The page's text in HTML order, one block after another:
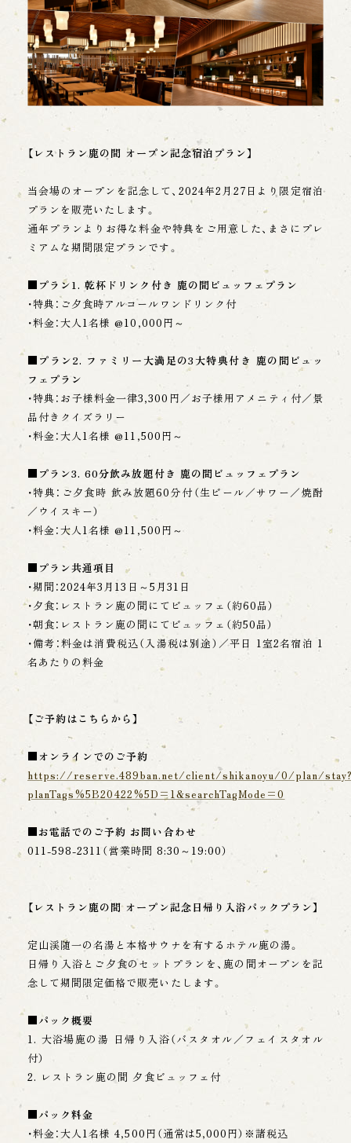
【レストラン鹿の間 オープン記念宿泊プラン】
当会場のオープンを記念して、2024年2月27日より限定宿泊
プランを販売いたします。
通年プランよりお得な料金や特典をご用意した、まさにプレ
ミアムな期間限定プランです。
■プラン1. 乾杯ドリンク付き 鹿の間ビュッフェプラン
・特典：ご夕食時アルコールワンドリンク付
・料金：大人1名様 @10,000円～
■プラン2. ファミリー大満足の3大特典付き 鹿の間ビュッ
フェプラン
・特典：お子様料金一律3,300円／お子様用アメニティ付／景
品付きクイズラリー
・料金：大人1名様 @11,500円～
■プラン3. 60分飲み放題付き 鹿の間ビュッフェプラン
・特典：ご夕食時 飲み放題60分付（生ビール／サワー／焼酎
／ウイスキー）
・料金：大人1名様 @11,500円～
■プラン共通項目
・期間：2024年3月13日～5月31日
・夕食：レストラン鹿の間にてビュッフェ（約60品）
・朝食：レストラン鹿の間にてビュッフェ（約50品）
・備考：料金は消費税込（入湯税は別途）／平日 1室2名宿泊 1
名あたりの料金
【ご予約はこちらから】
■オンラインでのご予約
https://reserve.489ban.net/client/shikanoyu/0/plan/
planTags%5B20422%5D=1&searchTagMode=0
■お電話でのご予約 お問い合わせ
011-598-2311（営業時間 8:30～19:00）
【レストラン鹿の間 オープン記念日帰り入浴パックプラン】
定山渓随一の名湯と本格サウナを有するホテル鹿の湯。
日帰り入浴とご夕食のセットプランを、鹿の間オープンを記
念して期間限定価格で販売いたします。
■パック概要
1. 大浴場鹿の湯 日帰り入浴（バスタオル／フェイスタオル
付）
2. レストラン鹿の間 夕食ビュッフェ付
■パック料金
・料金：大人1名様 4,500円（通常は5,000円）※諸税込